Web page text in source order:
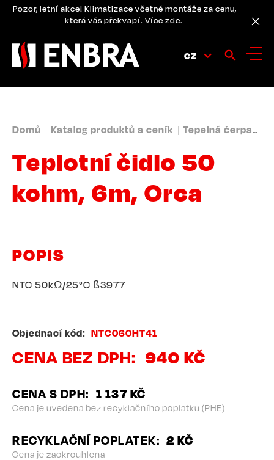
PřejítPozor, letní akce! Klimatizace včetně montáže za cenu,
která vás překvapí. Více zde.
CZ
DROBEČKOVÁ
NAVIGACE
Domů Katalog produktů a ceník Tepelná čerpadla
Teplotní čidlo 50
kohm, 6m, Orca
POPIS
NTC 50kΩ/25°C ß3977
Objednací kód NTC060HT41
CENA BEZ DPH 940 KČ
CENA S DPH 1 137 KČ
Cena je uvedena bez recyklačního poplatku (PHE)
RECYKLAČNÍ POPLATEK 2 KČ
Cena je zaokrouhlena